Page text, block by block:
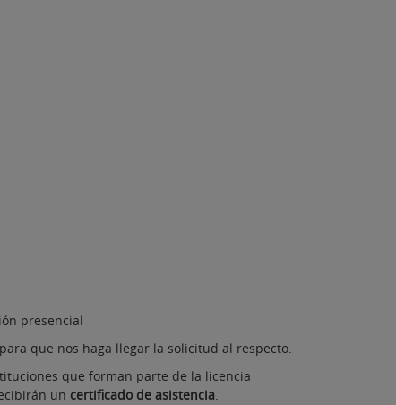
presencial
que nos haga llegar la solicitud al respecto.
que forman parte de la licencia
un certificado de asistencia.